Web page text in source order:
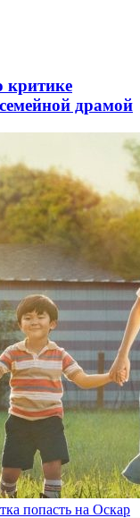
драмой
попасть на Оскар